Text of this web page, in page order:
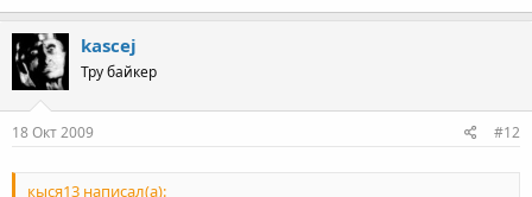
kascej
Тру байкер
18 Окт 2009 #12
кыся13 написал(а):